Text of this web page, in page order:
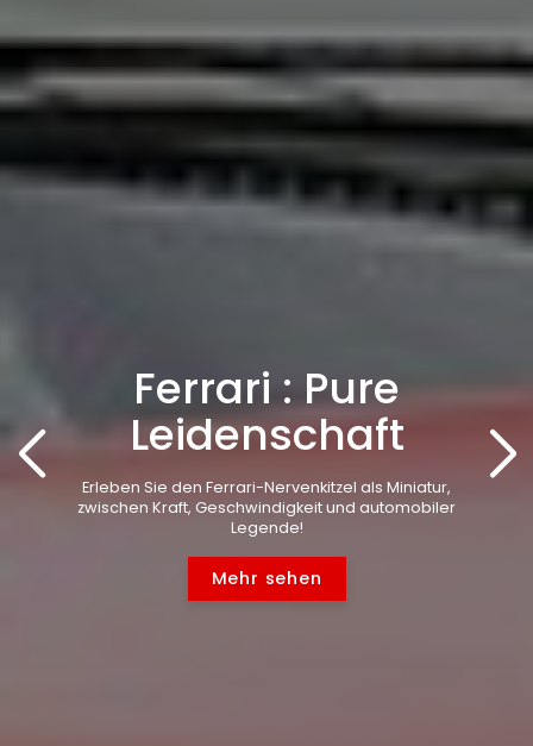
Ferrari : Pure
Leidenschaft
Erleben Sie den Ferrari-Nervenkitzel als Miniatur,
zwischen Kraft, Geschwindigkeit und automobiler
Legende!
Mehr sehen